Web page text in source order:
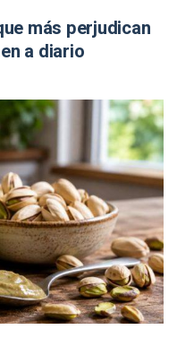
más perjudican
a diario